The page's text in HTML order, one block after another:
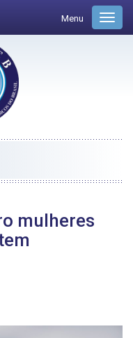
Menu
mulheres